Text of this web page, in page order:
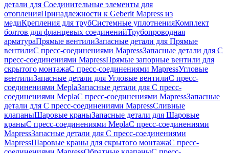
детали для Соединительные элементы для
отопленияПринадлежности к Geberit Mapress из
медиКрепления для трубСистемные уплотненияКомплект
болтов для фланцевых соединенийТрубопроводная
арматураПрямые вентилиЗапасные детали для Прямые
вентилиС пресс-соединениями MapressЗапасные детали для С
пресс-соединениями MapressПрямые запорные вентили для
скрытого монтажаС пресс-соединениями MapressУгловые
вентилиЗапасные детали для Угловые вентилиС пресс-
соединениями MeplaЗапасные детали для С пресс-
соединениями MeplaС пресс-соединениями MapressЗапасные
детали для С пресс-соединениями MapressСливные
клапаныШаровые краныЗапасные детали для Шаровые
краныС пресс-соединениями MeplaС пресс-соединениями
MapressЗапасные детали для С пресс-соединениями
MapressШаровые краны для скрытого монтажаС пресс-